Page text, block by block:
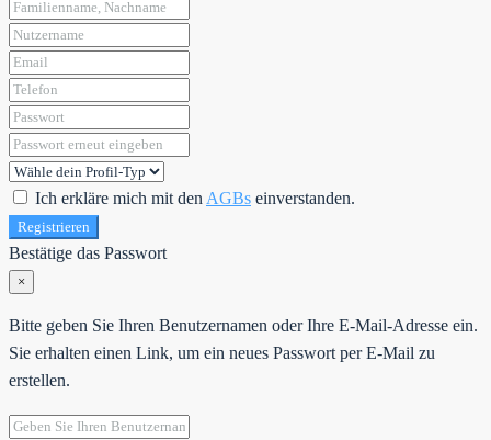
Ich erkläre mich mit den AGBs einverstanden.
Registrieren
Bestätige das Passwort
×
Bitte geben Sie Ihren Benutzernamen oder Ihre E-Mail-Adresse ein.
Sie erhalten einen Link, um ein neues Passwort per E-Mail zu
erstellen.